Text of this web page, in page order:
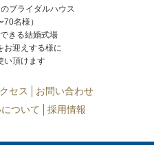
ブライダルハウス
70名様）
きる結婚式場
お迎えする様に
い頂けます
セス
お問い合わせ
ついて
採用情報